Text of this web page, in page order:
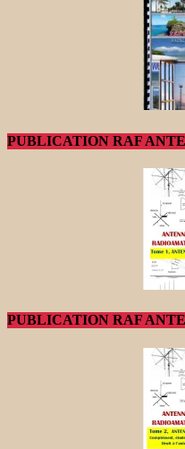
PUBLICATION RAF
PUBLICATION RAF